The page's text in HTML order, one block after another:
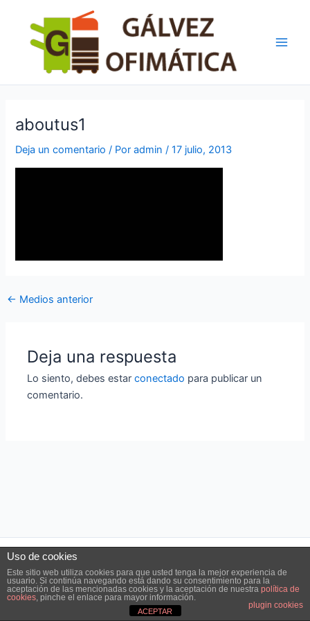
contenido
aboutus1
Deja un comentario / Poradmin/17 julio, 2013
entradas
← Medios anterior
Deja una respuesta
Lo siento, debes estarconectado para publicar un
comentario.
Uso de cookies
Este sitio web utiliza cookies para que usted tenga la mejor experiencia de
usuario. Si continúa navegando está dando su consentimiento para la
aceptación de las mencionadas cookies y la aceptación de nuestra política de
cookies, pinche el enlace para mayor información.
plugin cookies
ACEPTAR